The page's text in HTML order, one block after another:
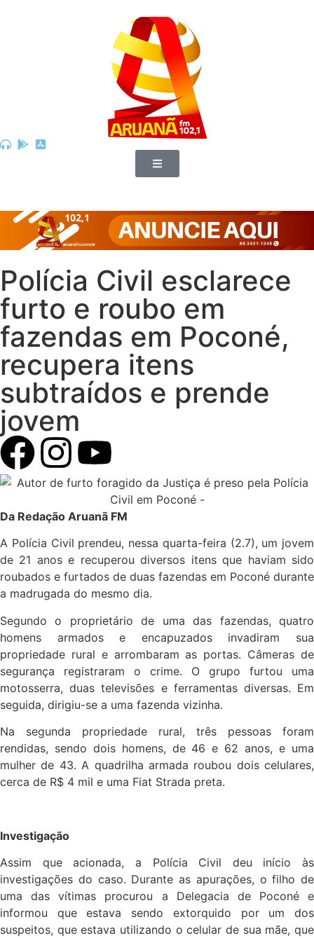
Polícia Civil esclarece
furto e roubo em
fazendas em Poconé,
recupera itens
subtraídos e prende
jovem
Da Redação Aruanã FM
A Polícia Civil prendeu, nessa quarta-feira (2.7), um jovem
de 21 anos e recuperou diversos itens que haviam sido
roubados e furtados de duas fazendas em Poconé durante
a madrugada do mesmo dia.
Segundo o proprietário de uma das fazendas, quatro
homens armados e encapuzados invadiram sua
propriedade rural e arrombaram as portas. Câmeras de
segurança registraram o crime. O grupo furtou uma
motosserra, duas televisões e ferramentas diversas. Em
seguida, dirigiu-se a uma fazenda vizinha.
Na segunda propriedade rural, três pessoas foram
rendidas, sendo dois homens, de 46 e 62 anos, e uma
mulher de 43. A quadrilha armada roubou dois celulares,
cerca de R$ 4 mil e uma Fiat Strada preta.
Investigação
Assim que acionada, a Polícia Civil deu início às
investigações do caso. Durante as apurações, o filho de
uma das vítimas procurou a Delegacia de Poconé e
informou que estava sendo extorquido por um dos
suspeitos, que estava utilizando o celular de sua mãe, que